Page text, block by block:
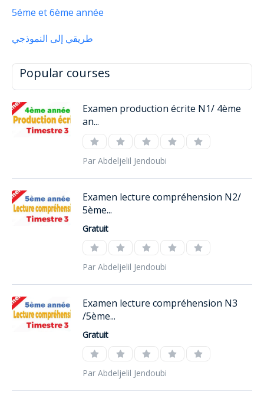
5éme et 6ème année
Popular courses
Examen production écrite N1/ 4ème
an...
Par Abdeljelil Jendoubi
Examen lecture compréhension N2/
5ème...
Gratuit
Par Abdeljelil Jendoubi
Examen lecture compréhension N3
/5ème...
Gratuit
Par Abdeljelil Jendoubi